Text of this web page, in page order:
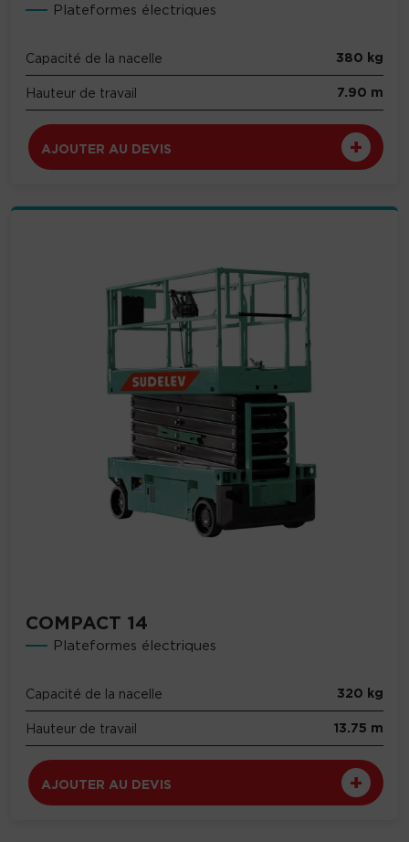
Plateformes électriques
Capacité de la nacelle 380 kg
Hauteur de travail 7.90 m
AJOUTER AU DEVIS
COMPACT 14
Plateformes électriques
Capacité de la nacelle 320 kg
Hauteur de travail 13.75 m
AJOUTER AU DEVIS